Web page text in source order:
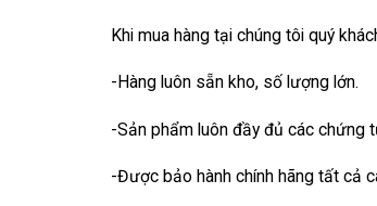
Khi mua hàng tại chúng tôi quý
-Hàng luôn sẵn kho, số lượng lớn.
-Sản phẩm luôn đầy đủ các chứng
-Được bảo hành chính hãng tất cả